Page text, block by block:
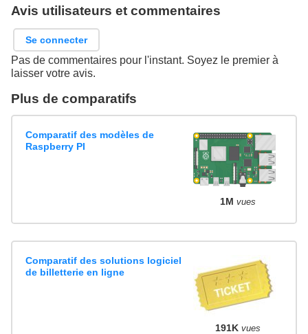
Avis utilisateurs et commentaires
Se connecter
Pas de commentaires pour l'instant. Soyez le premier à
laisser votre avis.
Plus de comparatifs
Comparatif des modèles de
Raspberry PI
1M vues
Comparatif des solutions logiciel
de billetterie en ligne
191K vues